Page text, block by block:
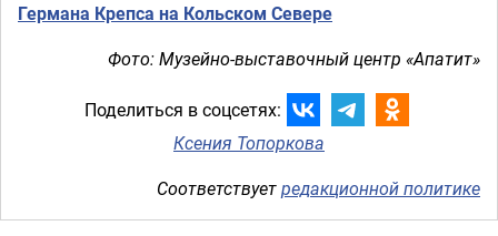
Германа Крепса на Кольском Севере
Фото: Музейно-выставочный центр «Апатит»
Поделиться в соцсетях:
Ксения Топоркова
Соответствуетредакционной политике